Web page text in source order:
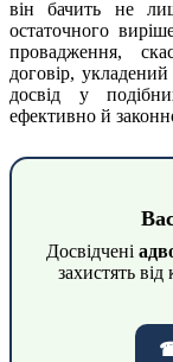
він бачить не
остаточного
провадження,
договір,
досвід у
ефективно й
Досвідчені
захистять